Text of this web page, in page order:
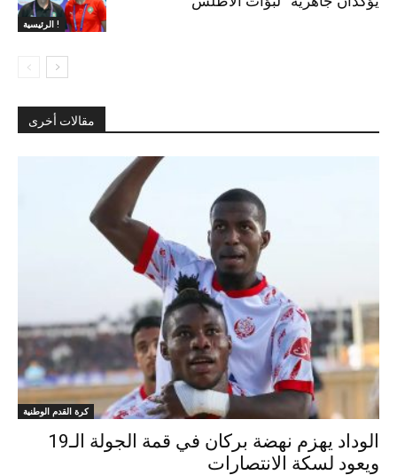
الرئيسية !
مقالات أخرى
كرة القدم الوطنية
الوداد يهزم نهضة بركان في قمة الجولة الـ19
ويعود لسكة الانتصارات